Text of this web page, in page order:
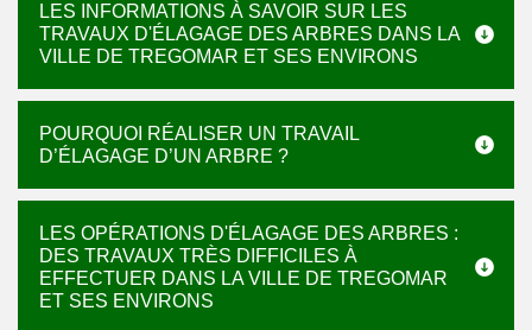
LES INFORMATIONS À SAVOIR SUR LES
TRAVAUX D'ÉLAGAGE DES ARBRES DANS LA
VILLE DE TREGOMAR ET SES ENVIRONS
POURQUOI RÉALISER UN TRAVAIL
D’ÉLAGAGE D’UN ARBRE ?
LES OPÉRATIONS D'ÉLAGAGE DES ARBRES :
DES TRAVAUX TRÈS DIFFICILES À
EFFECTUER DANS LA VILLE DE TREGOMAR
ET SES ENVIRONS